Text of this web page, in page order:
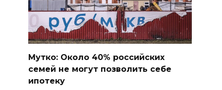
Мутко: Около 40% российских
семей не могут позволить себе
ипотеку